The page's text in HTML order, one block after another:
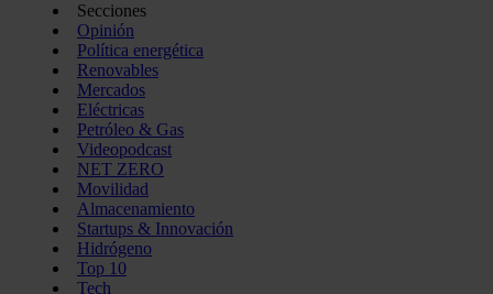
Secciones
Opinión
Política energética
Renovables
Mercados
Eléctricas
Petróleo & Gas
Videopodcast
NET ZERO
Movilidad
Almacenamiento
Startups & Innovación
Hidrógeno
Top 10
Tech